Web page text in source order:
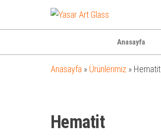
Art
Glass
Anasayfa
Anasayfa » Ürünlerimiz » Hematit
Hematit